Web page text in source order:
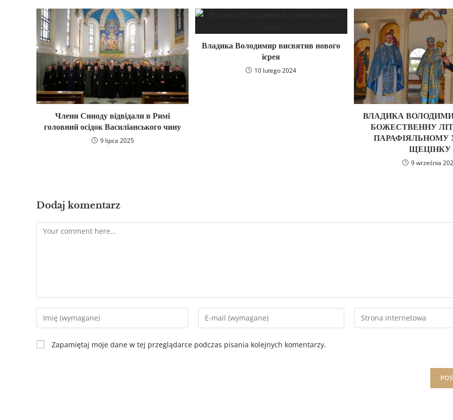
Члени Синоду відвідали в Римі
головний осідок Василіанського чину
9 lipca 2025
Владика Володимир висвятив нового
ієрея
10 lutego 2024
ВЛАДИКА
БОЖЕСТВЕННУ
ПАРАФІЯЛЬНОМУ
ЩЕЦІНКУ
9 września
Dodaj komentarz
Zapamiętaj moje dane w tej przeglądarce podczas pisania kolejnych komentarzy.